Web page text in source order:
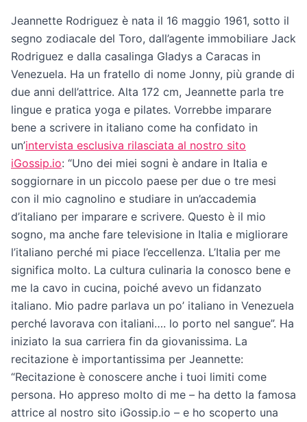
Jeannette Rodriguez è nata il 16 maggio 1961, sotto il
segno zodiacale del Toro, dall’agente immobiliare Jack
Rodriguez e dalla casalinga Gladys a Caracas in
Venezuela. Ha un fratello di nome Jonny, più grande di
due anni dell’attrice. Alta 172 cm, Jeannette parla tre
lingue e pratica yoga e pilates. Vorrebbe imparare
bene a scrivere in italiano come ha confidato in
un’intervista esclusiva rilasciata al nostro sito
iGossip.io: “Uno dei miei sogni è andare in Italia e
soggiornare in un piccolo paese per due o tre mesi
con il mio cagnolino e studiare in un’accademia
d’italiano per imparare e scrivere. Questo è il mio
sogno, ma anche fare televisione in Italia e migliorare
l’italiano perché mi piace l’eccellenza. L’Italia per me
significa molto. La cultura culinaria la conosco bene e
me la cavo in cucina, poiché avevo un fidanzato
italiano. Mio padre parlava un po’ italiano in Venezuela
perché lavorava con italiani…. lo porto nel sangue”. Ha
iniziato la sua carriera fin da giovanissima. La
recitazione è importantissima per Jeannette:
“Recitazione è conoscere anche i tuoi limiti come
persona. Ho appreso molto di me – ha detto la famosa
attrice al nostro sito iGossip.io – e ho scoperto una